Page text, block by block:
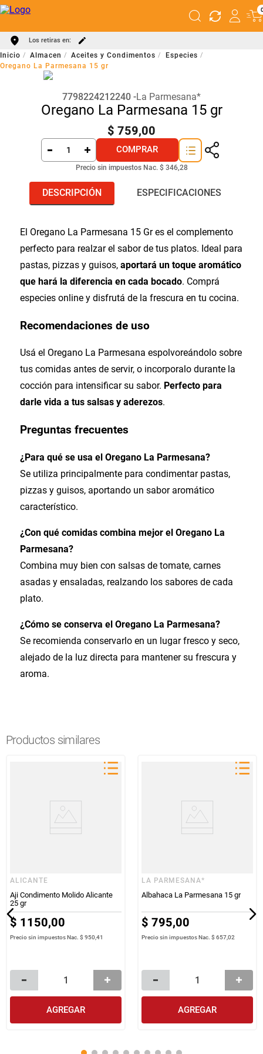
Los retiras en:
Almacen Aceites y Condimentos
Especies
Oregano La Parmesana 15 gr
7798224212240 La Parmesana*
Oregano La Parmesana 15 gr
$ 759,00
COMPRAR
Precio sin impuestos Nac. $ 346,28
DESCRIPCIÓN ESPECIFICACIONES
El Oregano La Parmesana 15 Gr es el complemento
perfecto para realzar el sabor de tus platos. Ideal para
pastas, pizzas y guisos, aportará un toque aromático
que hará la diferencia en cada bocado. Comprá
especies online y disfrutá de la frescura en tu cocina.
Recomendaciones de uso
Usá el Oregano La Parmesana espolvoreándolo sobre
tus comidas antes de servir, o incorporalo durante la
cocción para intensificar su sabor. Perfecto para
darle vida a tus salsas y aderezos.
Preguntas frecuentes
¿Para qué se usa el Oregano La Parmesana?
Se utiliza principalmente para condimentar pastas,
pizzas y guisos, aportando un sabor aromático
característico.
¿Con qué comidas combina mejor el Oregano La
Parmesana?
Combina muy bien con salsas de tomate, carnes
asadas y ensaladas, realzando los sabores de cada
plato.
¿Cómo se conserva el Oregano La Parmesana?
Se recomienda conservarlo en un lugar fresco y seco,
alejado de la luz directa para mantener su frescura y
aroma.
Productos similares
ALICANTE
Aji Condimento Molido Alicante
25 gr
$ 1150,00
Precio sin impuestos Nac. $ 950,41
AGREGAR
LA PARMESANA*
Albahaca La Parmesana 15 gr
$ 795,00
Precio sin impuestos Nac. $ 657,02
AGREGAR